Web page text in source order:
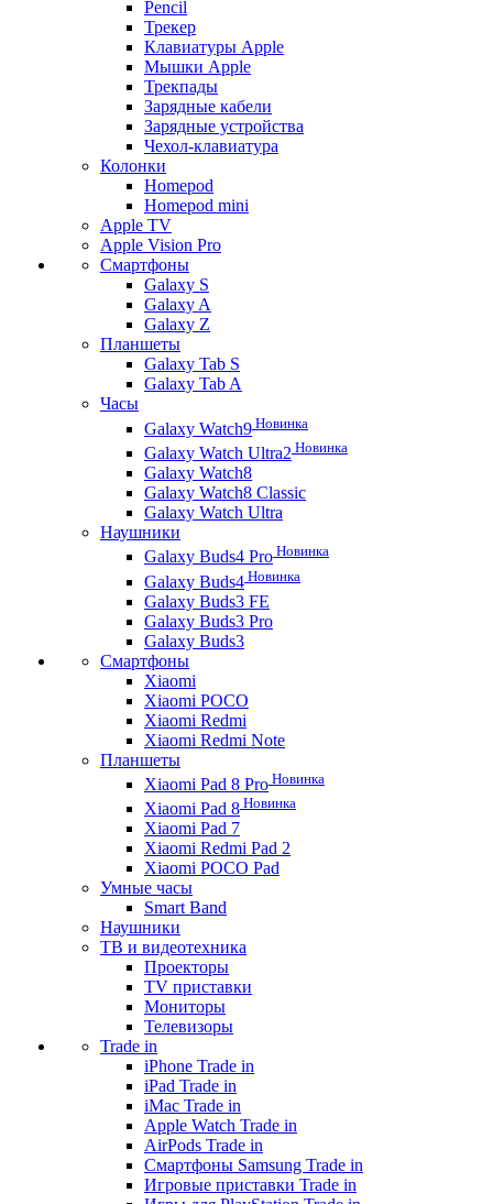
Pencil
Трекер
Клавиатуры Apple
Мышки Apple
Трекпады
Зарядные кабели
Зарядные устройства
Чехол-клавиатура
Колонки
Homepod
Homepod mini
Apple TV
Apple Vision Pro
Смартфоны
Galaxy S
Galaxy A
Galaxy Z
Планшеты
Galaxy Tab S
Galaxy Tab A
Часы
Galaxy Watch9 Новинка
Galaxy Watch Ultra2 Новинка
Galaxy Watch8
Galaxy Watch8 Classic
Galaxy Watch Ultra
Наушники
Galaxy Buds4 Pro Новинка
Galaxy Buds4 Новинка
Galaxy Buds3 FE
Galaxy Buds3 Pro
Galaxy Buds3
Смартфоны
Xiaomi
Xiaomi POCO
Xiaomi Redmi
Xiaomi Redmi Note
Планшеты
Xiaomi Pad 8 Pro Новинка
Xiaomi Pad 8 Новинка
Xiaomi Pad 7
Xiaomi Redmi Pad 2
Xiaomi POCO Pad
Умные часы
Smart Band
Наушники
ТВ и видеотехника
Проекторы
TV приставки
Мониторы
Телевизоры
Trade in
iPhone Trade in
iPad Trade in
iMac Trade in
Apple Watch Trade in
AirPods Trade in
Смартфоны Samsung Trade in
Игровые приставки Trade in